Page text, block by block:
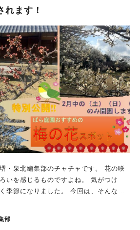
れます！
泉北編集部のチャチャです。 花の咲
感じるものですよね。 気がつけ
りました。 今回は、そんな梅
)、14日(土)、15日(日)、21日(土)、22
部